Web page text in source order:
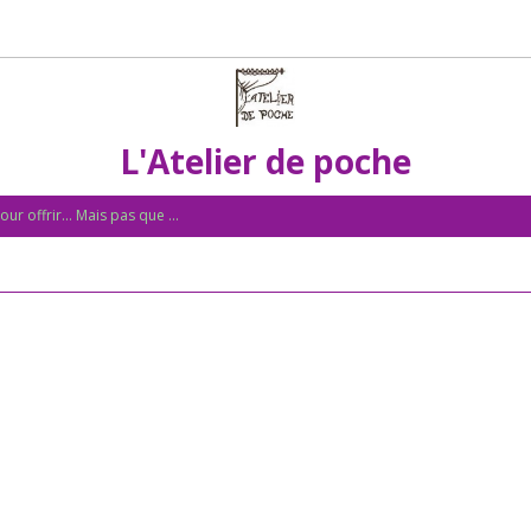
L'Atelier de poche
offrir... Mais pas que ...